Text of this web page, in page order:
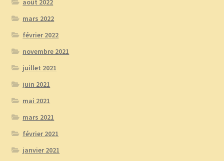
août 2022
mars 2022
février 2022
novembre 2021
juillet 2021
juin 2021
mai 2021
mars 2021
février 2021
janvier 2021